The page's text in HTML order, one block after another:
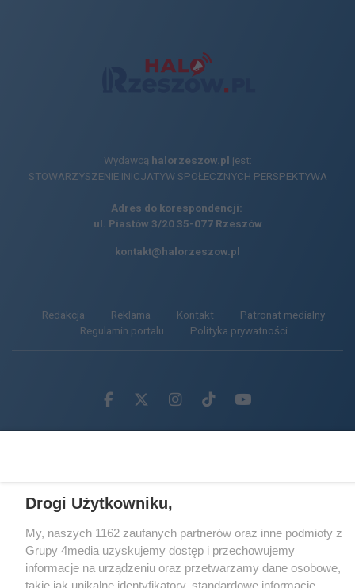
Wydawcą halorzeszow.pl jest:
STOWARZYSZENIE INICJATYW SPOŁECZNYCH PERSPEKTYWA
Adres do korespondencji:
ul. Piastów 3/20 35-077 Rzeszów
kontakt@halorzeszow.pl
Redakcja Reklama Kontakt
Patronat medialny
Regulamin portalu
Polityka prywatności
Facebook.com
X.comInstagram.com
Tiktok.comYoutube.com
Drogi Użytkowniku,
My, naszych 1162 zaufanych partnerów oraz inne podmioty z
Grupy 4media uzyskujemy dostęp i przechowujemy
informacje na urządzeniu oraz przetwarzamy dane osobowe,
takie jak unikalne identyfikatory, standardowe informacje